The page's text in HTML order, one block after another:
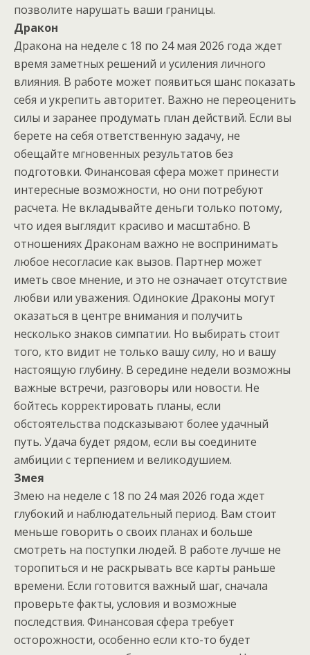
позволите нарушать ваши границы.
Дракон
Дракона на неделе с 18 по 24 мая 2026 года ждет
время заметных решений и усиления личного
влияния. В работе может появиться шанс показать
себя и укрепить авторитет. Важно не переоценить
силы и заранее продумать план действий. Если вы
берете на себя ответственную задачу, не
обещайте мгновенных результатов без
подготовки. Финансовая сфера может принести
интересные возможности, но они потребуют
расчета. Не вкладывайте деньги только потому,
что идея выглядит красиво и масштабно. В
отношениях Драконам важно не воспринимать
любое несогласие как вызов. Партнер может
иметь свое мнение, и это не означает отсутствие
любви или уважения. Одинокие Драконы могут
оказаться в центре внимания и получить
несколько знаков симпатии. Но выбирать стоит
того, кто видит не только вашу силу, но и вашу
настоящую глубину. В середине недели возможны
важные встречи, разговоры или новости. Не
бойтесь корректировать планы, если
обстоятельства подсказывают более удачный
путь. Удача будет рядом, если вы соедините
амбиции с терпением и великодушием.
Змея
Змею на неделе с 18 по 24 мая 2026 года ждет
глубокий и наблюдательный период. Вам стоит
меньше говорить о своих планах и больше
смотреть на поступки людей. В работе лучше не
торопиться и не раскрывать все карты раньше
времени. Если готовится важный шаг, сначала
проверьте факты, условия и возможные
последствия. Финансовая сфера требует
осторожности, особенно если кто-то будет